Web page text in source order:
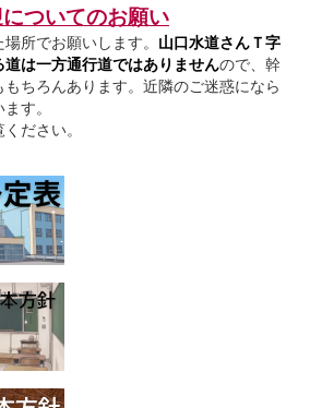
ついてのお願い
所でお願いします。 山口水道さんＴ字
は一方通行道ではありませんので、幹
ちろんあります。近隣のご迷惑になら
す。
ださい。